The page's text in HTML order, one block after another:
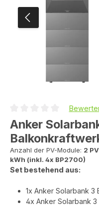
Durchschnittliche
Anker
Anzahl der PV-Module: 2
kWh (inkl. 4x BP2700)
Set bestehend aus:
1x Anker Solarbank 3
4x Anker Solarbank